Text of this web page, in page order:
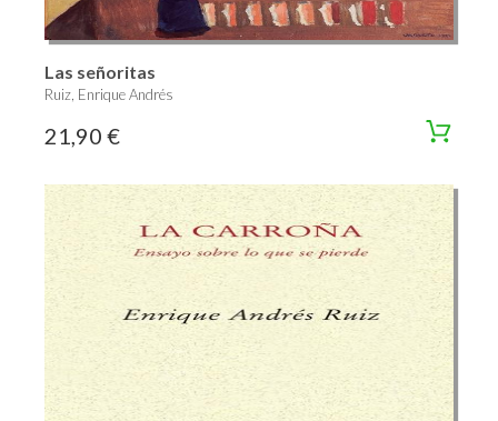
Las señoritas
Ruiz, Enrique Andrés
21,90 €